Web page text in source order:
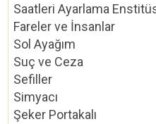
Saatleri Ayarlama
Fareler ve İnsanlar
Sol Ayağım
Suç ve Ceza
Sefiller
Simyacı
Şeker Portakalı